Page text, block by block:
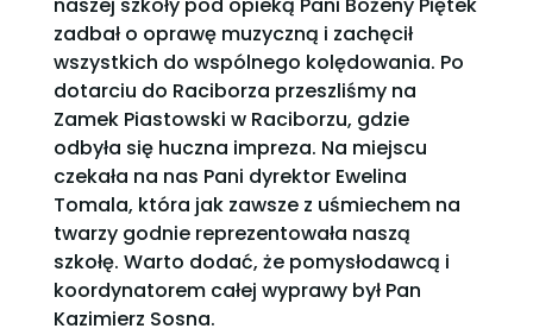
naszej szkoły pod opieką Pani Bożeny Piętek
zadbał o oprawę muzyczną i zachęcił
wszystkich do wspólnego kolędowania. Po
dotarciu do Raciborza przeszliśmy na
Zamek Piastowski w Raciborzu, gdzie
odbyła się huczna impreza. Na miejscu
czekała na nas Pani dyrektor Ewelina
Tomala, która jak zawsze z uśmiechem na
twarzy godnie reprezentowała naszą
szkołę. Warto dodać, że pomysłodawcą i
koordynatorem całej wyprawy był Pan
Kazimierz Sosna.